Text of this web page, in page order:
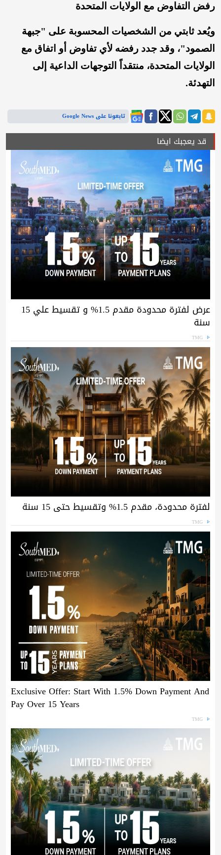
رفض التفاوض مع الولايات المتحدة
ويُعد ثابتي من الشخصيات المحسوبة على "جبهة
الصمود"، وقد جدد رفضه لأي تفاوض أو اتفاق مع
الولايات المتحدة، منتقداً التوجهات الداعية إلى
التهدئة.
تابعونا على Google News
قد يعجبك ايضا
عرض لفترة محدودة مقدم 1.5% و تقسيط علي 15
سنة
TMG
لفترة محدودة، مقدم 1.5% وتقسيط حتى 15 سنة
TMG
Exclusive Offer: Start With 1.5% Down Payment And
Pay Over 15 Years
TMG